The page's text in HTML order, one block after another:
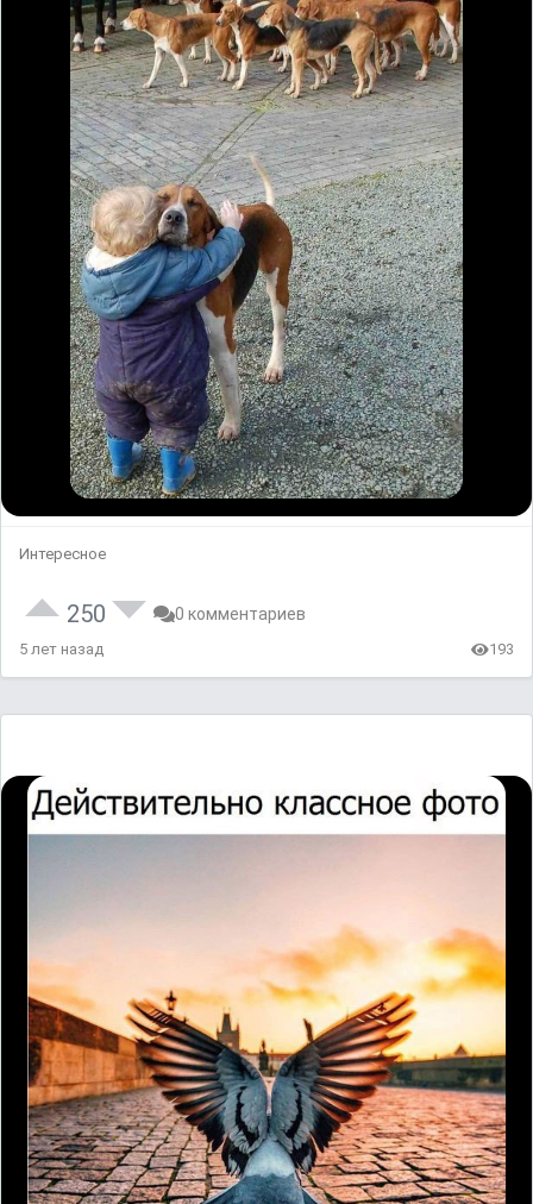
Интересное
250 0 комментариев
5 лет назад 193